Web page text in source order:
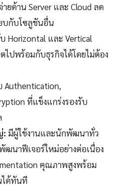
ยด้าน Server และ Cloud ลด
บกับโซลูชันอื่น
Horizontal และ Vertical
ไปพร้อมกับธุรกิจได้โดยไม่ต้อง
Authentication,
ที่แข็งแกร่งรองรับ
: มีผู้ใช้งานและนักพัฒนาทั่ว
นาฟีเจอร์ใหม่อย่างต่อเนื่อง
คุณภาพสูงพร้อม
ได้ทันที